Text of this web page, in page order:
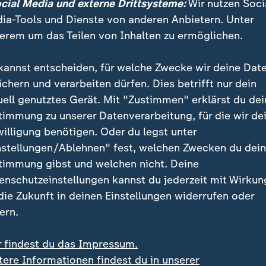
wurden fünf Morde dem sogenannten Zodiac-
Die ersten Opfer waren Betty Lou Jensen und David
1969, etwa sieben Monate nach dem ersten Mord,
22-jährige Kellnerin Darlene Ferrin, ihr 19-jähriger
überlebte den Angriff schwer verletzt. Im
mit einer Stichwaffe getötet, ihr Freund
Stine war das letzte Opfer des Zodiacs. Er
Der Zodiac-Killer behielt ein Stück vom T-Shirt
Polizei später als Beweis.
Media und externe Drittsysteme:Wir nutzen
Tools und Dienste von anderen Anbietern. Unter
um das Teilen von Inhalten zu ermöglichen.
entscheiden, für welche Zwecke wir deine
und verarbeiten dürfen. Dies betrifft nur dein
genutztes Gerät. Mit "Zustimmen" erklärst du
zu unserer Datenverarbeitung, für die wir
benötigen. Oder du legst unter
Ablehnen" fest, welchen Zwecken du
gibst und welchen nicht. Deine
kannst du jederzeit mit
Zukunft in deinen Einstellungen widerrufen oder
findest du das Impressum.
Informationen findest du in unserer